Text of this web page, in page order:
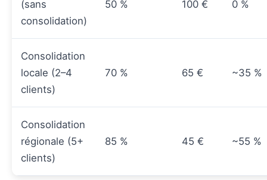
(sans
consolidation)
50 % 100 € 0 %
Consolidation
locale (2–4
clients)
70 % 65 € ~35 %
Consolidation
régionale (5+
clients)
85 % 45 € ~55 %